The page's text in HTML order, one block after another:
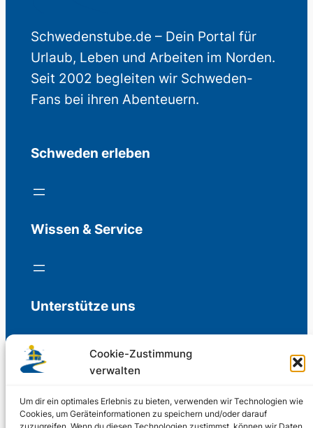
Cookie-Zustimmung
verwalten
Um dir ein optimales Erlebnis zu bieten, verwenden wir Technologien wie
Cookies, um Geräteinformationen zu speichern und/oder darauf
Schwedenstube.de – Dein Portal für
Urlaub, Leben und Arbeiten im Norden.
Seit 2002 begleiten wir Schweden-
Fans bei ihren Abenteuern.
Schweden erleben
Wissen & Service
Unterstütze uns
Freiwillige Spenden für die Aufrechterhaltung